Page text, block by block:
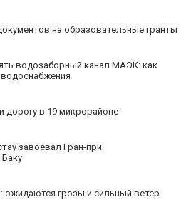
на образовательные гранты
водозаборный канал МАЭК: как
дорогу в 19 микрорайоне
завоевал Гран-при
ожидаются грозы и сильный ветер